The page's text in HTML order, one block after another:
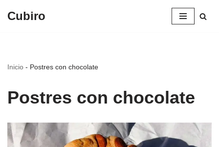
Cubiro
Inicio - Postres con chocolate
Postres con chocolate